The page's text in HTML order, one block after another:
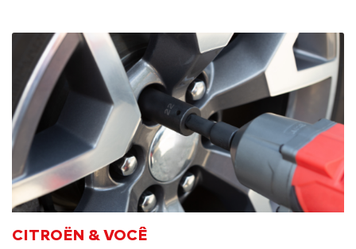
CITROËN & VOCÊ